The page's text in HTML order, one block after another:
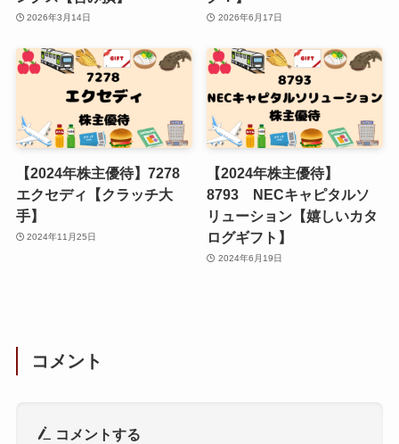
2026年3月14日 2026年6月17日
【2024年株主優待】7278
エクセディ【クラッチ大
手】
2024年11月25日
【2024年株主優待】
8793 NECキャピタルソ
リューション【嬉しいカタ
ログギフト】
2024年6月19日
コメント
コメントする